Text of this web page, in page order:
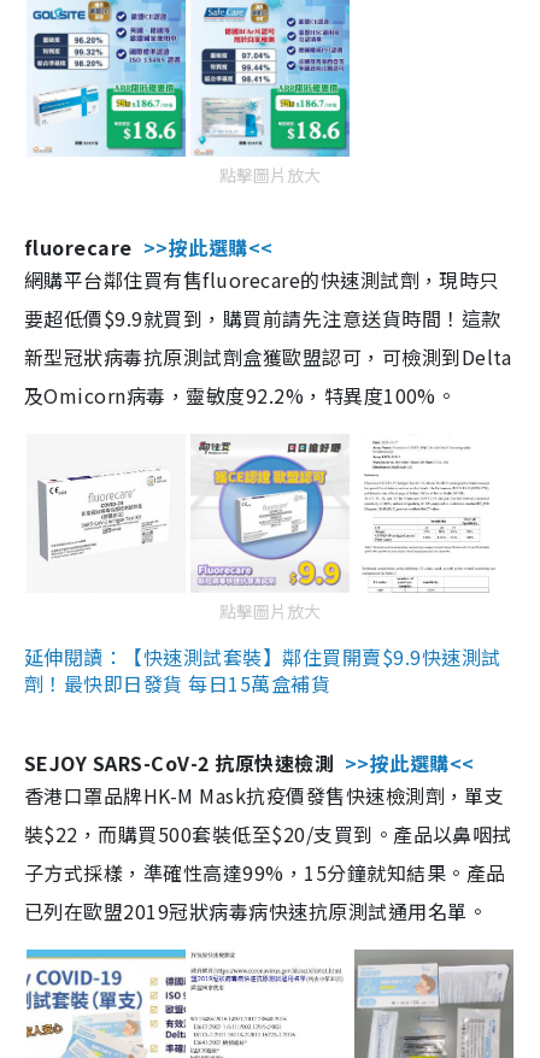
點擊圖片放大
fluorecare >>按此選購<<
網購平台鄰住買有售fluorecare的快速測試劑，現時只
要超低價$9.9就買到，購買前請先注意送貨時間！這款
新型冠狀病毒抗原測試劑盒獲歐盟認可，可檢測到Delta
及Omicorn病毒，靈敏度92.2%，特異度100%。
點擊圖片放大
延伸閱讀：【快速測試套裝】鄰住買開賣$9.9快速測試
劑！最快即日發貨 每日15萬盒補貨
SEJOY SARS-CoV-2 抗原快速檢測 >>按此選購<<
香港口罩品牌HK-M Mask抗疫價發售快速檢測劑，單支
裝$22，而購買500套裝低至$20/支買到。產品以鼻咽拭
子方式採樣，準確性高達99%，15分鐘就知結果。產品
已列在歐盟2019冠狀病毒病快速抗原測試通用名單。